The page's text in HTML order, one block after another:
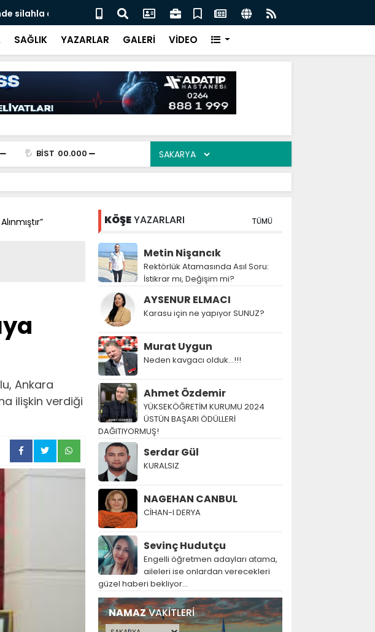
yaralı
Atıklar değere dönüşecek! SAÜ'nün sürdürülebilir gıda projesine
TÜBİTAK desteği
SAĞLIK YAZARLAR GALERİ VİDEO
BİST 00.000
Ankara
ilişkin verdiği
KÖŞEYAZARLARI TÜMÜ
Metin Nişancık
Rektörlük Atamasında Asıl Soru:
İstikrar mı, Değişim mi?
AYSENUR ELMACI
Karasu için ne yapıyor SUNUZ?
Murat Uygun
Neden kavgacı olduk…!!!
Ahmet Özdemir
YÜKSEKÖĞRETİM KURUMU 2024
ÜSTÜN BAŞARI ÖDÜLLERİ
DAĞITIYORMUŞ!
Serdar Gül
KURALSIZ
NAGEHAN CANBUL
CİHAN-I DERYA
Sevinç Hudutçu
Engelli öğretmen adayları atama,
aileleri ise onlardan verecekleri
güzel haberi bekliyor...
NAMAZVAKİTLERİ